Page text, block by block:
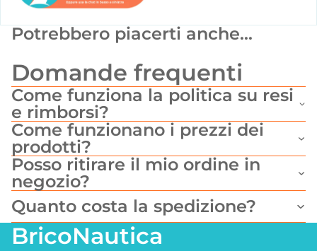
Potrebbero piacerti anche...
Domande frequenti
Come funziona la politica su resi
e rimborsi?
Come funzionano i prezzi dei
prodotti?
Posso ritirare il mio ordine in
negozio?
Quanto costa la spedizione?
BricoNautica